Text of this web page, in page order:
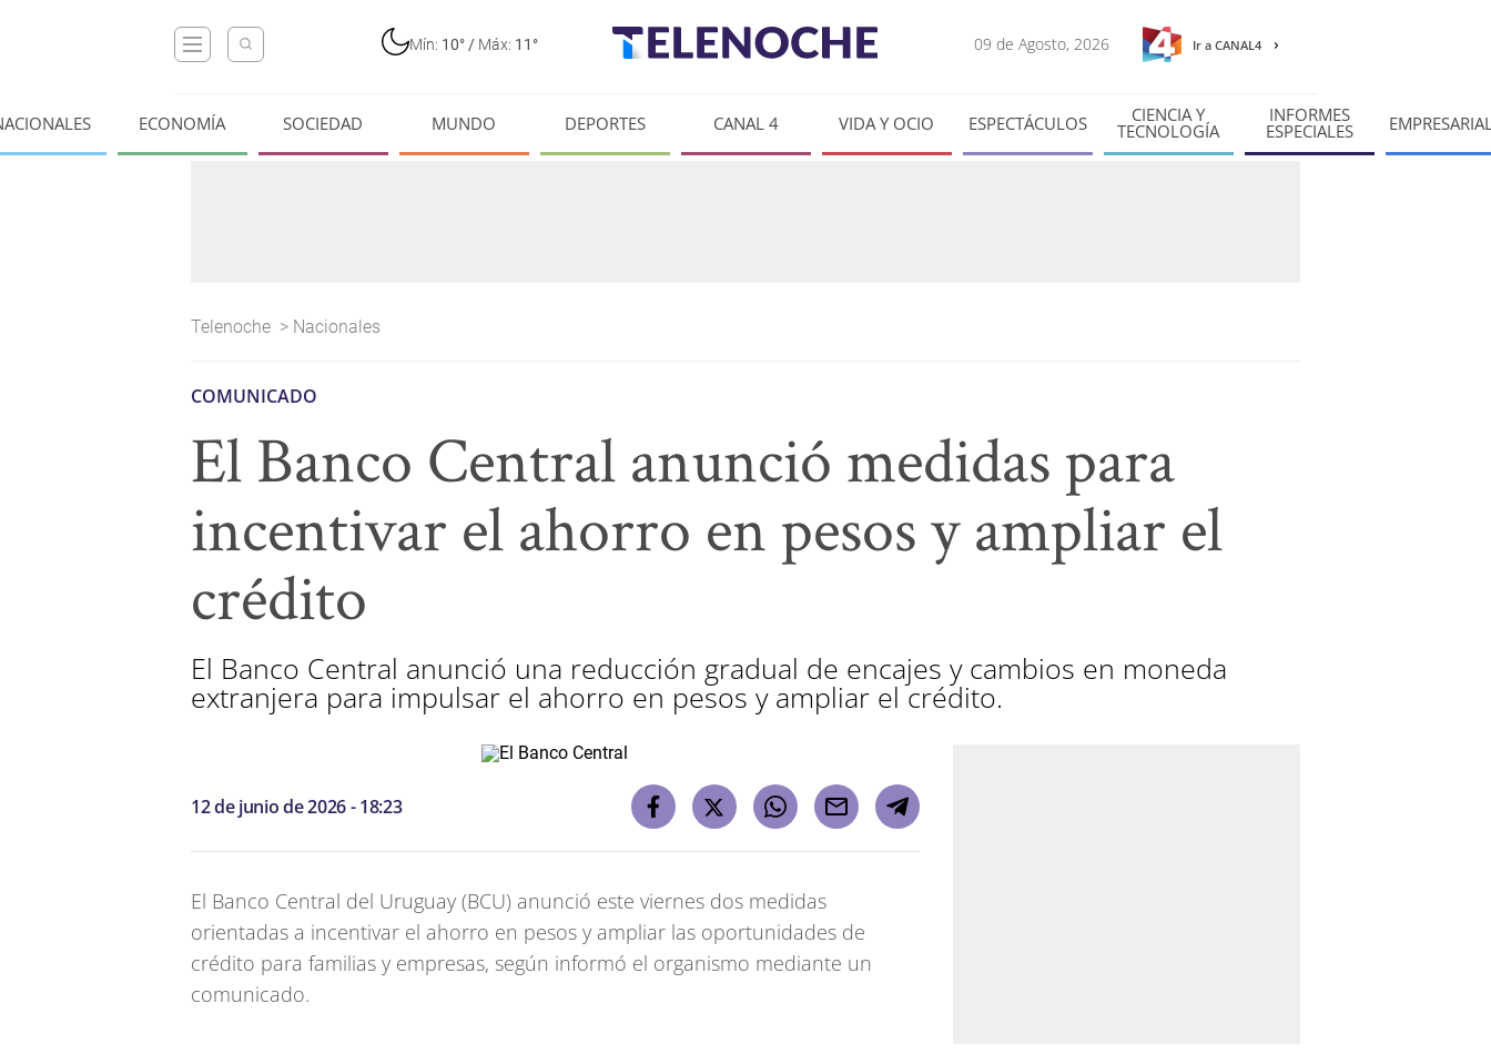
Mín: 10° / Máx: 11° 09 de Agosto, 2026 Ir a CANAL4
ECONOMÍA SOCIEDAD MUNDO DEPORTES CANAL 4 VIDA Y OCIO ESPECTÁCULOS CIENCIA Y
TECNOLOGÍA
INFORMES
ESPECIALES
Telenoche > Nacionales
COMUNICADO
El Banco Central anunció medidas para
incentivar el ahorro en pesos y ampliar el
crédito
El Banco Central anunció una reducción gradual de encajes y cambios en moneda
extranjera para impulsar el ahorro en pesos y ampliar el crédito.
12 de junio de 2026 - 18:23
El Banco Central del Uruguay (BCU) anunció este viernes dos medidas
orientadas a incentivar el ahorro en pesos y ampliar las oportunidades de
crédito para familias y empresas, según informó el organismo mediante un
comunicado.